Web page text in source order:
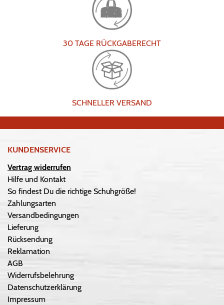
30 TAGE RÜCKGABERECHT
SCHNELLER VERSAND
KUNDENSERVICE
Vertrag widerrufen
Hilfe und Kontakt
So findest Du die richtige Schuhgröße!
Zahlungsarten
Versandbedingungen
Lieferung
Rücksendung
Reklamation
AGB
Widerrufsbelehrung
Datenschutzerklärung
Impressum